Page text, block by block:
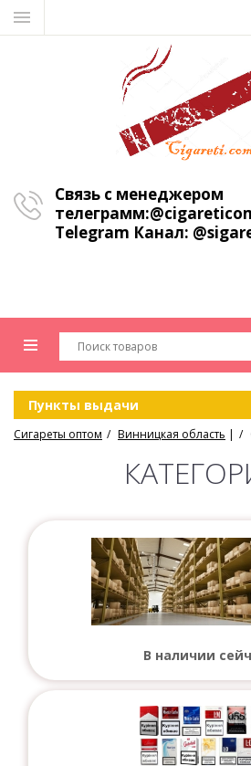
Связь с менеджером
телеграмм:
Telegram Канал:
Пункты выдачи
Сигареты оптом Винницкая область |
В наличии